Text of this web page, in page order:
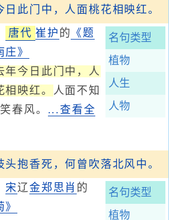
日此门中，人面桃花相映红。
名句类型
植物
人生
人物
唐代 崔护 的 《题
》
年今日此门中，人
相映红。 人面不知
春风。 ...查看全
头抱香死，何曾吹落北风中。
名句类型
植物
宋辽金郑思肖 的
》